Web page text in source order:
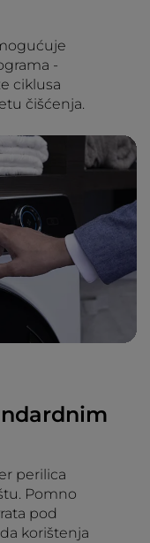
-
ciklusa
čišćenja.
perilica
Pomno
pod
korištenja